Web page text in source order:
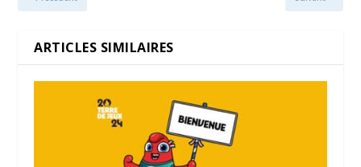
ARTICLES SIMILAIRES